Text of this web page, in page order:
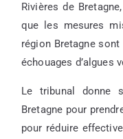
Rivières de
que les mesures
région Bretagne
échouages d’algues
Le tribunal donne
Bretagne pour
pour réduire